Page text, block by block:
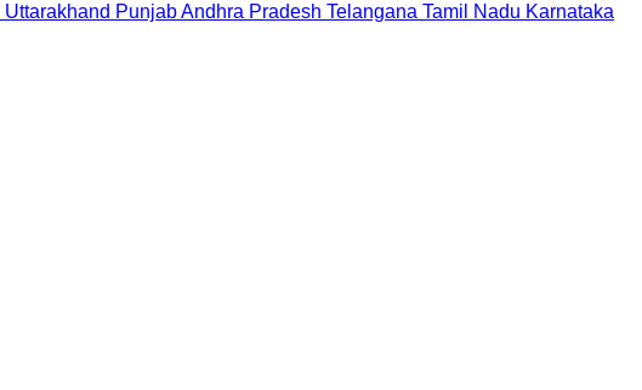
Uttarakhand PunjabAndhra Pradesh Telangana Tamil Nadu Karnataka